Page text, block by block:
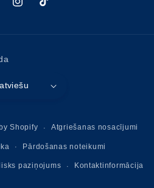
Instagram
Tikk-
metodes
Shopify Atgriešanas nosacījumi
Pārdošanas noteikumi
paziņojums Kontaktinformācija